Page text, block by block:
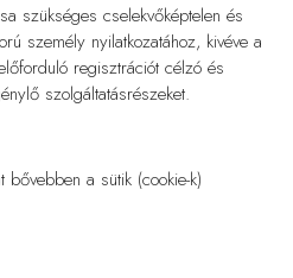
szükséges cselekvőképtelen és
személy nyilatkozatához, kivéve a
regisztrációt célzó és
szolgáltatásrészeket.
a sütik (cookie-k)